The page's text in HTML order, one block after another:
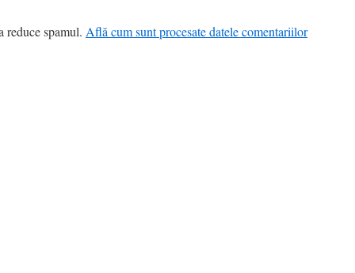
reduce spamul. Află cum sunt procesate datele comentariilor